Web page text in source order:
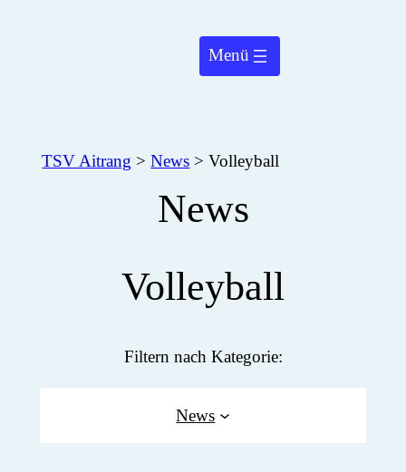
TSV Aitrang >News >Volleyball
News
Volleyball
Filtern nach Kategorie:
News